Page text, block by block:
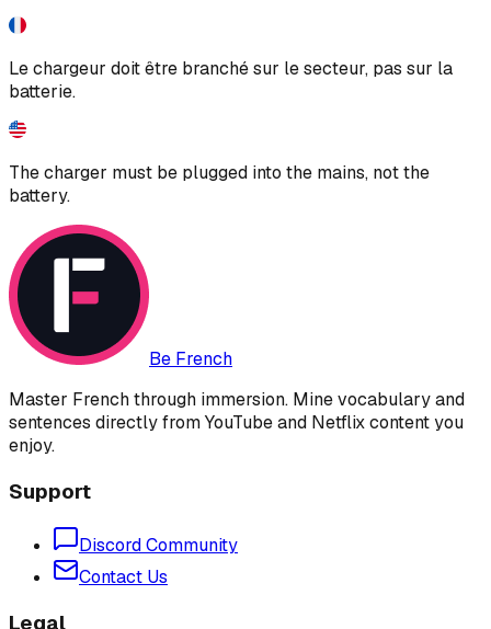
Le chargeur doit être branché sur le secteur, pas sur la
batterie.
The charger must be plugged into the mains, not the
battery.
Be French
Master French through immersion. Mine vocabulary and
sentences directly from YouTube and Netflix content you
enjoy.
Support
Discord Community
Contact Us
Legal